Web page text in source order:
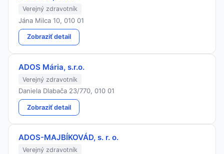
Verejný zdravotník
Jána Milca 10, 010 01
Zobraziť detail
ADOS Mária, s.r.o.
Verejný zdravotník
Daniela Dlabača 23/770, 010 01
Zobraziť detail
ADOS-MAJBÍKOVÁD, s. r. o.
Verejný zdravotník